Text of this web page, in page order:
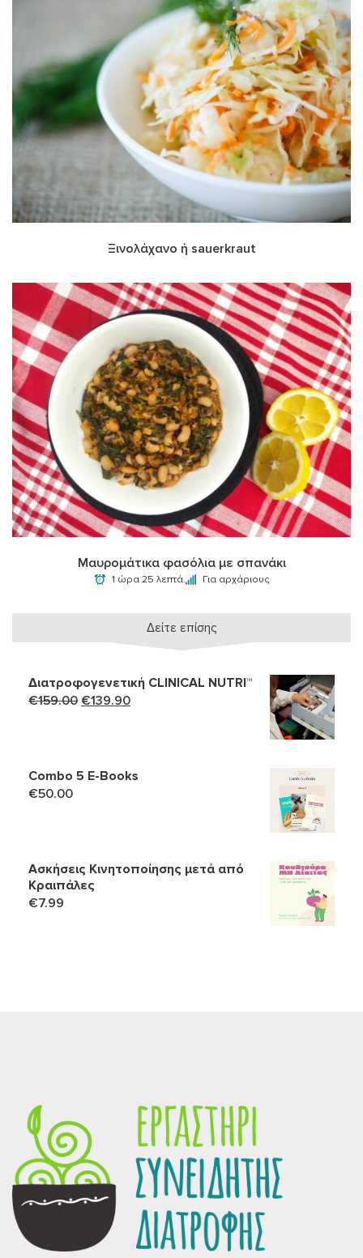
Ξινολάχανο ή sauerkraut
Μαυρομάτικα φασόλια με σπανάκι
1 ώρα 25 λεπτά. Για αρχάριους
Δείτε επίσης
Διατροφογενετική CLINICAL NUTRI™
€159.00 Original
€139.90Η
€139.90.
Combo 5 Ε-Books
€50.00
Ασκήσεις Κινητοποίησης μετά από
Κραιπάλες
€7.99